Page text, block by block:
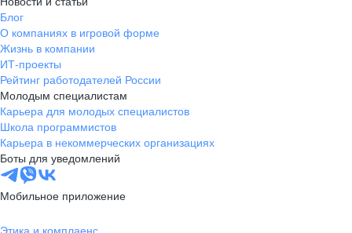
Блог
О компаниях в игровой форме
Жизнь в компании
ИТ-проекты
Рейтинг работодателей России
Молодым специалистам
Карьера для молодых специалистов
Школа программистов
Карьера в некоммерческих организациях
Боты для уведомлений
Мобильное приложение